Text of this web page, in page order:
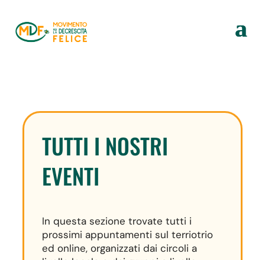
TUTTI I NOSTRI
EVENTI
In questa sezione trovate tutti i
prossimi appuntamenti sul terriotrio
ed online, organizzati dai circoli a